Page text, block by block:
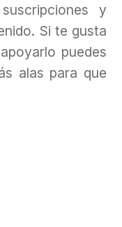
y
Si te gusta
puedes
alas para que